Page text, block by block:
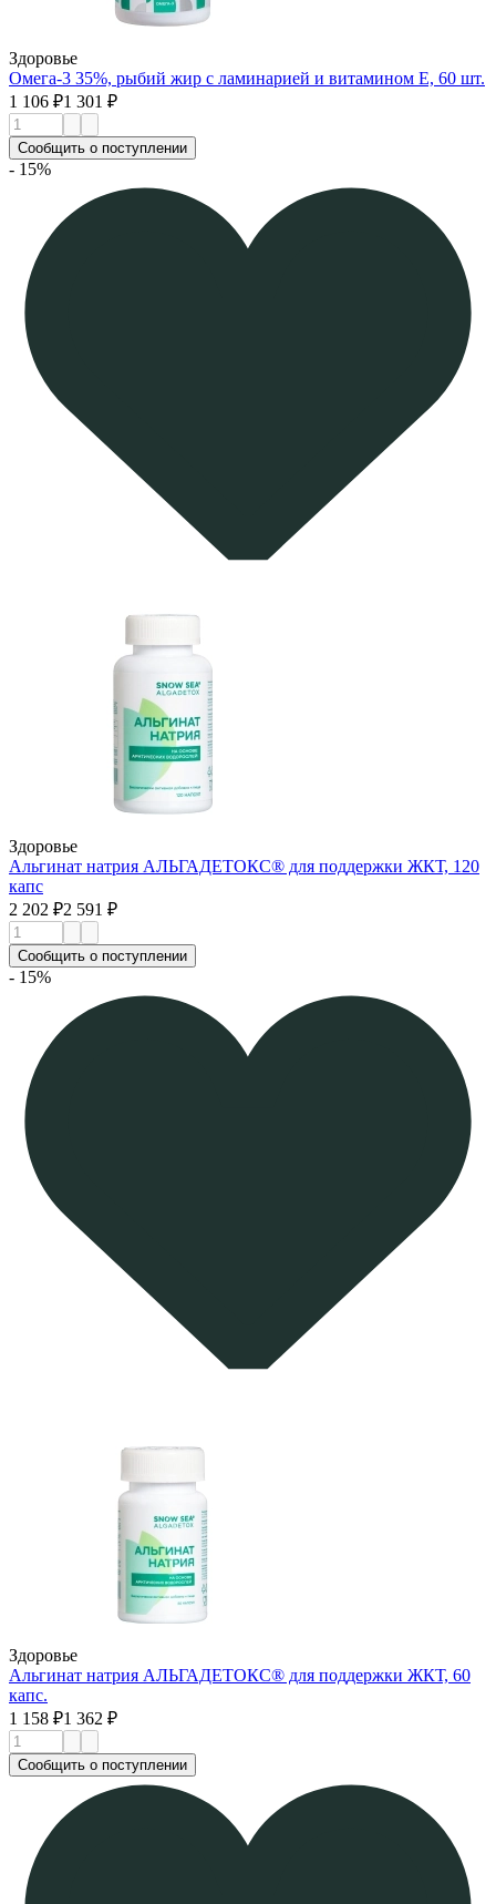
Здоровье
Омега-3 35%, рыбий жир с ламинарией и витамином Е, 60 шт.
1 106 ₽1 301 ₽
Сообщить о поступлении
- 15%
Здоровье
Альгинат натрия АЛЬГАДЕТОКС® для поддержки ЖКТ, 120
капс
2 202 ₽2 591 ₽
Сообщить о поступлении
- 15%
Здоровье
Альгинат натрия АЛЬГАДЕТОКС® для поддержки ЖКТ, 60
капс.
1 158 ₽1 362 ₽
Сообщить о поступлении